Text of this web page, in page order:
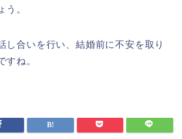
う。
し合いを行い、結婚前に不安を取り
すね。